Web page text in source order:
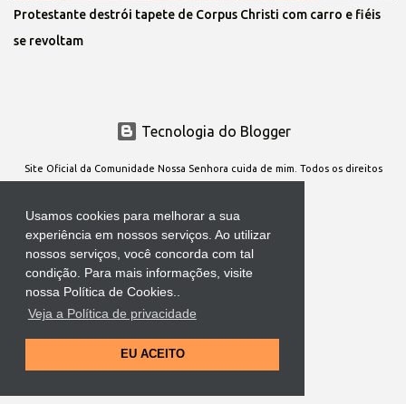
Usamos cookies para melhorar a sua
experiência em nossos serviços. Ao utilizar
nossos serviços, você concorda com tal
condição. Para mais informações, visite
nossa Política de Cookies..
Veja a Política de privacidade
EU ACEITO
Protestante destrói tapete de Corpus Christi com carro e fiéis
se revoltam
Tecnologia do Blogger
Site Oficial da Comunidade Nossa Senhora cuida de mim. Todos os direitos